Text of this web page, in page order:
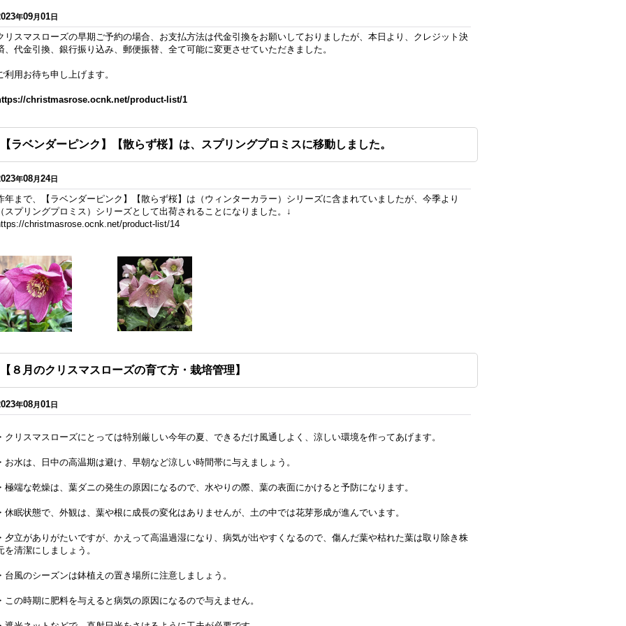
年09月01日
リスマスローズの早期ご予約の場合、お支払方法は代金引換をお願いしておりましたが、本日より、クレジット決
、代金引換、銀行振り込み、郵便振替、全て可能に変更させていただきました。
利用お待ち申し上げます。
christmasrose.ocnk.net/product-list/1
【ラベンダーピンク】【散らず桜】は、スプリングプロミスに移動しました。
年08月24日
年まで、【ラベンダーピンク】【散らず桜】は（ウィンターカラー）シリーズに含まれていましたが、今季より
スプリングプロミス）シリーズとして出荷されることになりました。↓
christmasrose.ocnk.net/product-list/14
【８月のクリスマスローズの育て方・栽培管理】
年08月01日
クリスマスローズにとっては特別厳しい今年の夏、できるだけ風通しよく、涼しい環境を作ってあげます。
お水は、日中の高温期は避け、早朝など涼しい時間帯に与えましょう。
極端な乾燥は、葉ダニの発生の原因になるので、水やりの際、葉の表面にかけると予防になります。
休眠状態で、外観は、葉や根に成長の変化はありませんが、土の中では花芽形成が進んでいます。
夕立がありがたいですが、かえって高温過湿になり、病気が出やすくなるので、傷んだ葉や枯れた葉は取り除き株
を清潔にしましょう。
台風のシーズンは鉢植えの置き場所に注意しましょう。
この時期に肥料を与えると病気の原因になるので与えません。